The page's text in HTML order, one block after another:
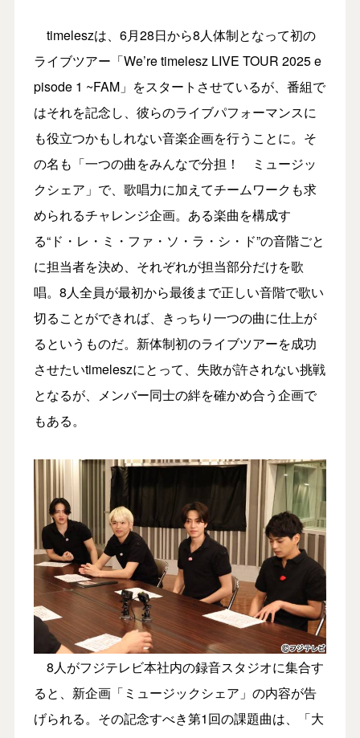
timeleszは、6月28日から8人体制となって初の
ライブツアー「We’re timelesz LIVE TOUR 2025 e
pisode 1 ~FAM」をスタートさせているが、番組で
はそれを記念し、彼らのライブパフォーマンスに
も役立つかもしれない音楽企画を行うことに。そ
の名も「一つの曲をみんなで分担！ ミュージッ
クシェア」で、歌唱力に加えてチームワークも求
められるチャレンジ企画。ある楽曲を構成す
る“ド・レ・ミ・ファ・ソ・ラ・シ・ド”の音階ごと
に担当者を決め、それぞれが担当部分だけを歌
唱。8人全員が最初から最後まで正しい音階で歌い
切ることができれば、きっちり一つの曲に仕上が
るというものだ。新体制初のライブツアーを成功
させたいtimeleszにとって、失敗が許されない挑戦
となるが、メンバー同士の絆を確かめ合う企画で
もある。
8人がフジテレビ本社内の録音スタジオに集合す
ると、新企画「ミュージックシェア」の内容が告
げられる。その記念すべき第1回の課題曲は、「大